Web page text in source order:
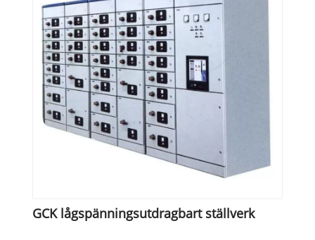
GCK lågspänningsutdragbart ställverk